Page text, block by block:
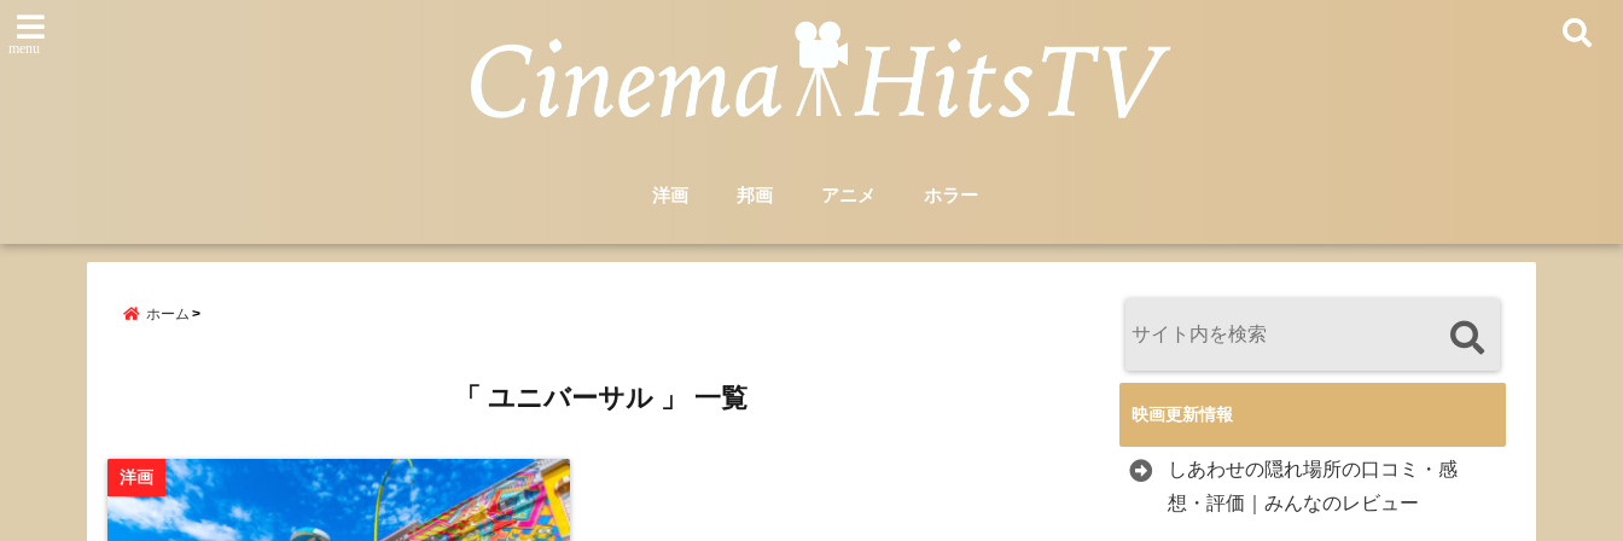
menu
洋画 邦画 アニメ ホラー
ホーム
「 ユニバーサル 」 一覧
洋画
映画更新情報
しあわせの隠れ場所の口コミ・感
想・評価｜みんなのレビュー